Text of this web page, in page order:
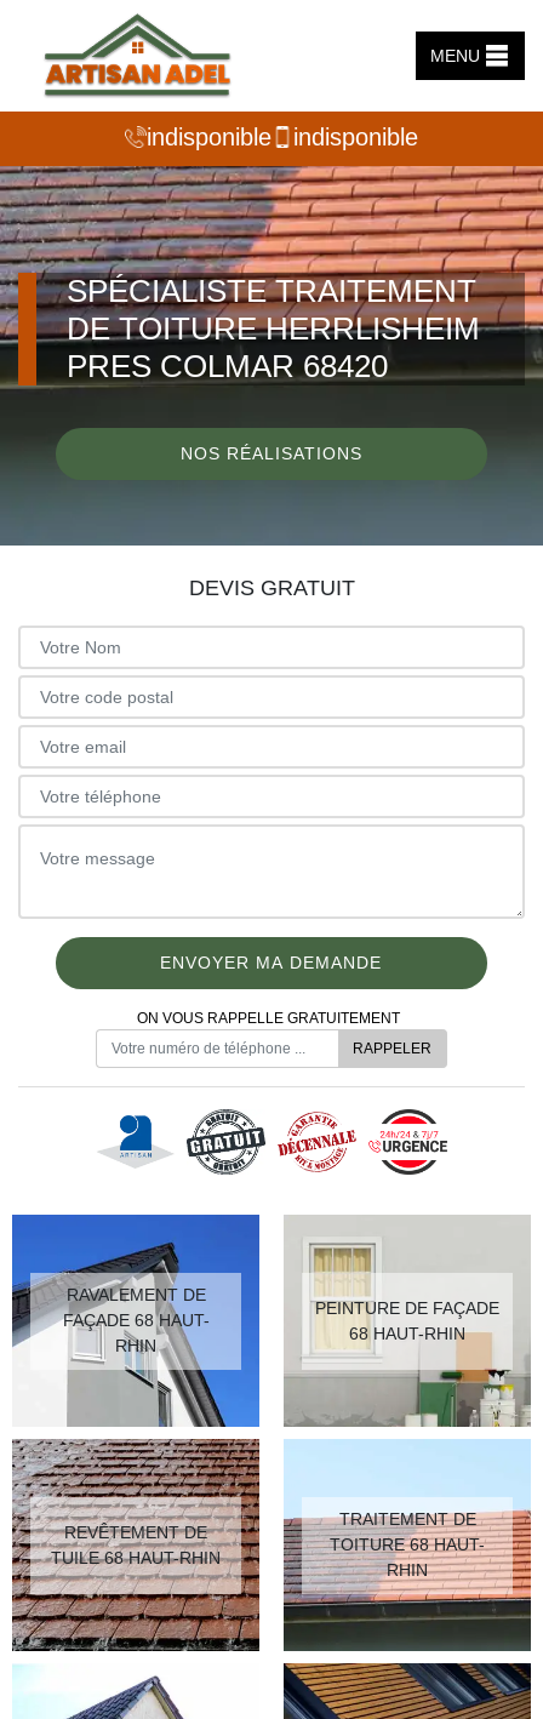
MENU
indisponible indisponible
SPÉCIALISTE TRAITEMENT
DE TOITURE HERRLISHEIM
PRES COLMAR 68420
NOS RÉALISATIONS
DEVIS GRATUIT
ON VOUS RAPPELLE GRATUITEMENT
RAVALEMENT DE
FAÇADE 68 HAUT-
RHIN
PEINTURE DE FAÇADE
68 HAUT-RHIN
REVÊTEMENT DE
TUILE 68 HAUT-RHIN
TRAITEMENT DE
TOITURE 68 HAUT-
RHIN